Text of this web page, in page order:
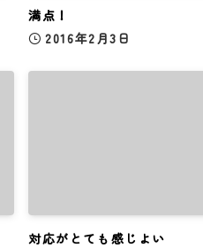
満点！
2016年2月3日
対応がとても感じよい